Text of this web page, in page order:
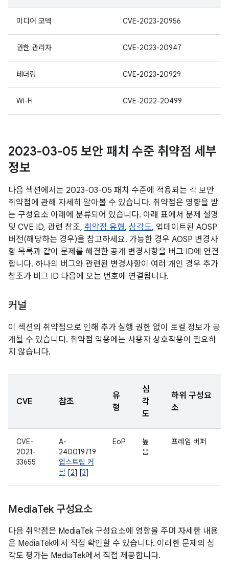
미디어 코덱 CVE-2023-20956
권한 관리자 CVE-2023-20947
테더링 CVE-2023-20929
Wi-Fi CVE-2022-20499
2023-03-05 보안 패치 수준 취약점 세부
정보
다음 섹션에서는 2023-03-05 패치 수준에 적용되는 각 보안
취약점에 관해 자세히 알아볼 수 있습니다. 취약점은 영향을 받
는 구성요소 아래에 분류되어 있습니다. 아래 표에서 문제 설명
및 CVE ID, 관련 참조, 취약점 유형, 심각도, 업데이트된 AOSP
버전(해당하는 경우)을 참고하세요. 가능한 경우 AOSP 변경사
항 목록과 같이 문제를 해결한 공개 변경사항을 버그 ID에 연결
합니다. 하나의 버그와 관련된 변경사항이 여러 개인 경우 추가
참조가 버그 ID 다음에 오는 번호에 연결됩니다.
커널
이 섹션의 취약점으로 인해 추가 실행 권한 없이 로컬 정보가 공
개될 수 있습니다. 취약점 악용에는 사용자 상호작용이 필요하
지 않습니다.
CVE 참조
유
형
심
각
도
하위 구성요
소
CVE-
2021-
33655
A-
240019719
업스트림 커
널 [2] [3]
EoP
높
음
프레임 버퍼
MediaTek 구성요소
다음 취약점은 MediaTek 구성요소에 영향을 주며 자세한 내용
은 MediaTek에서 직접 확인할 수 있습니다. 이러한 문제의 심
각도 평가는 MediaTek에서 직접 제공합니다.